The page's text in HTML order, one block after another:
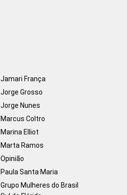
Jamari França
Jorge Grosso
Jorge Nunes
Marcus Coltro
Marina Elliot
Marta Ramos
Opinião
Paula Santa Maria
Grupo Mulheres do Brasil